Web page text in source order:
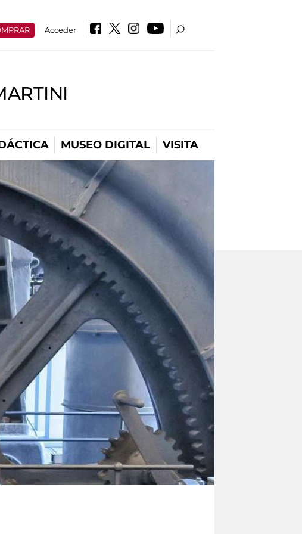
Acceder
MUSEO DIGITAL VISITA